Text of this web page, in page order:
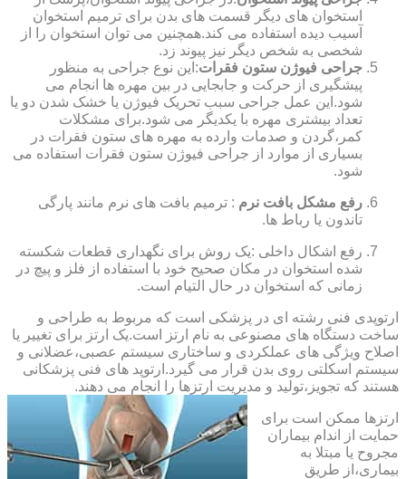
استخوان های دیگر قسمت های بدن برای ترمیم استخوان
آسیب دیده استفاده می کند.همچنین می توان استخوان را از
شخصی به شخص دیگر نیز پیوند زد.
جراحی فیوژن ستون فقرات:این نوع جراحی به منظور
پیشگیری از حرکت و جابجایی در بین مهره ها انجام می
شود.این عمل جراحی سبب تحریک فیوژن یا خشک شدن دو یا
تعداد بیشتری مهره با یکدیگر می شود.برای مشکلات
کمر،گردن و صدمات وارده به مهره های ستون فقرات در
بسیاری از موارد از جراحی فیوژن ستون فقرات استفاده می
شود.
رفع مشکل بافت نرم : ترمیم بافت های نرم مانند پارگی
تاندون یا رباط ها.
رفع اشکال داخلی :یک روش برای نگهداری قطعات شکسته
شده استخوان در مکان صحیح خود با استفاده از فلز و پیچ در
زمانی که استخوان در حال التیام است.
ارتوپدی فنی رشته ای در پزشکی است که مربوط به طراحی و
ساخت دستگاه های مصنوعی به نام ارتز است.یک ارتز برای تغییر یا
اصلاح ویژگی های عملکردی و ساختاری سیستم عصبی،عضلانی و
سیستم اسکلتی روی بدن قرار می گیرد.ارتوپد های فنی پزشکانی
هستند که تجویز،تولید و مدیریت ارتزها را انجام می دهند.
ارتزها ممکن است برای
حمایت از اندام بیماران
مجروح یا مبتلا به
بیماری،از طریق